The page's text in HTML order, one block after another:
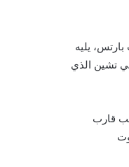
سانت بارتس، يليه
لي تشين الذي
قارب